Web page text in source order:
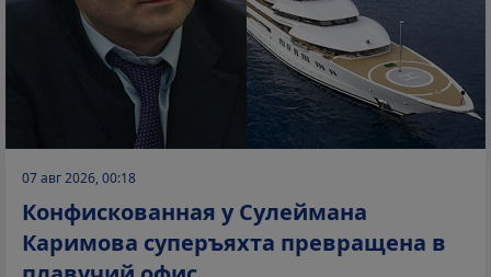
07 авг 2026, 00:18
Конфискованная у Сулеймана
Каримова суперъяхта превращена в